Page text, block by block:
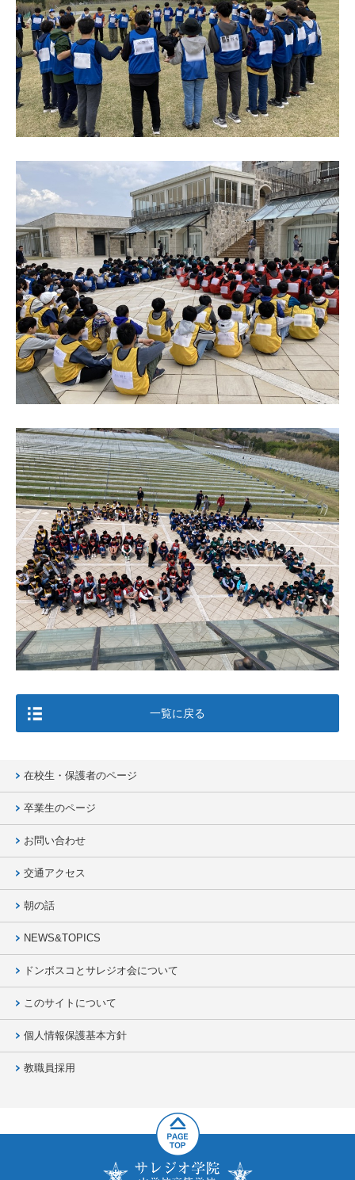
一覧に戻る
在校生・保護者のページ
卒業生のページ
お問い合わせ
交通アクセス
朝の話
NEWS&TOPICS
ドンボスコとサレジオ会について
このサイトについて
個人情報保護基本方針
教職員採用